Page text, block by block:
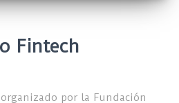
Fintech
por la Fundación